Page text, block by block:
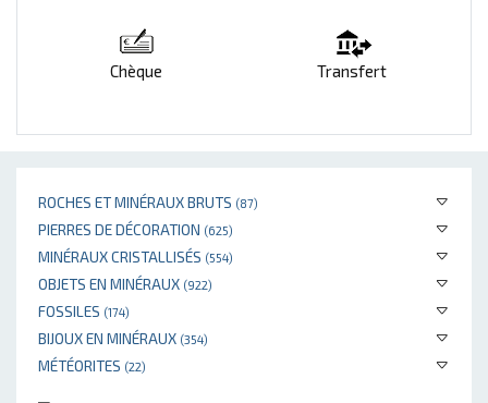
ROCHES ET MINÉRAUX BRUTS (87)
PIERRES DE DÉCORATION (625)
MINÉRAUX CRISTALLISÉS (554)
OBJETS EN MINÉRAUX (922)
FOSSILES (174)
BIJOUX EN MINÉRAUX (354)
MÉTÉORITES (22)
Chèque Transfert